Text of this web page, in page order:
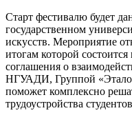
Старт фестивалю будет
государственном
искусств. Мероприятие
итогам которой
соглашения о
НГУАДИ, Группой
поможет комплексно
трудоустройства